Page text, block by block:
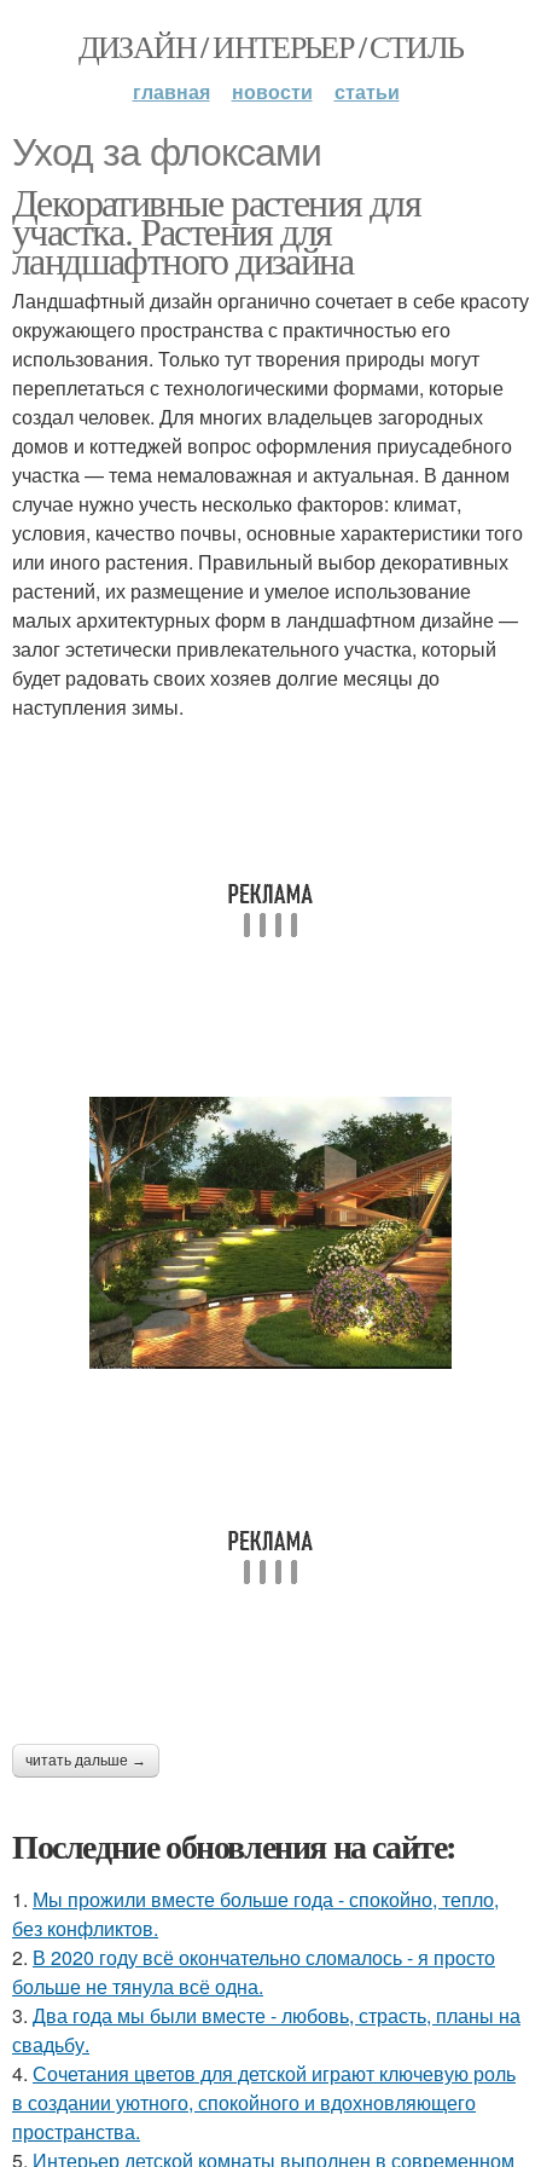
ДИЗАЙН / ИНТЕРЬЕР / СТИЛЬ
главная новости статьи
Уход за флоксами
Декоративные растения для
участка. Растения для
ландшафтного дизайна
Ландшафтный дизайн органично сочетает в себе красоту
окружающего пространства с практичностью его
использования. Только тут творения природы могут
переплетаться с технологическими формами, которые
создал человек. Для многих владельцев загородных
домов и коттеджей вопрос оформления приусадебного
участка — тема немаловажная и актуальная. В данном
случае нужно учесть несколько факторов: климат,
условия, качество почвы, основные характеристики того
или иного растения. Правильный выбор декоративных
растений, их размещение и умелое использование
малых архитектурных форм в ландшафтном дизайне —
залог эстетически привлекательного участка, который
будет радовать своих хозяев долгие месяцы до
наступления зимы.
читать дальше →
Последние обновления на сайте:
1. Мы прожили вместе больше года - спокойно, тепло,
без конфликтов.
2. В 2020 году всё окончательно сломалось - я просто
больше не тянула всё одна.
3. Два года мы были вместе - любовь, страсть, планы на
свадьбу.
4. Сочетания цветов для детской играют ключевую роль
в создании уютного, спокойного и вдохновляющего
пространства.
5. Интерьер детской комнаты выполнен в современном